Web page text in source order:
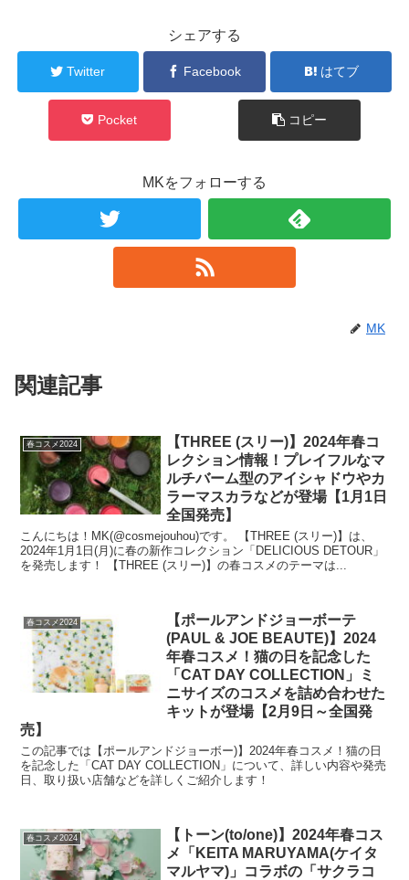
シェアする
Twitter Facebook はてブ
Pocket コピー
MKをフォローする
MK
関連記事
春コスメ2024
【THREE (スリー)】2024年春コ
レクション情報！プレイフルなマ
ルチバーム型のアイシャドウやカ
ラーマスカラなどが登場【1月1日
全国発売】
こんにちは！MK(@cosmejouhou)です。 【THREE (スリー)】は、
2024年1月1日(月)に春の新作コレクション「DELICIOUS DETOUR」
を発売します！ 【THREE (スリー)】の春コスメのテーマは...
春コスメ2024
【ポールアンドジョーボーテ
(PAUL & JOE BEAUTE)】2024
年春コスメ！猫の日を記念した
「CAT DAY COLLECTION」ミ
ニサイズのコスメを詰め合わせた
キットが登場【2月9日～全国発
売】
この記事では【ポールアンドジョーボー)】2024年春コスメ！猫の日
を記念した「CAT DAY COLLECTION」について、詳しい内容や発売
日、取り扱い店舗などを詳しくご紹介します！
春コスメ2024
【トーン(to/one)】2024年春コス
メ「KEITA MARUYAMA(ケイタ
マルヤマ)」コラボの「サクラコ